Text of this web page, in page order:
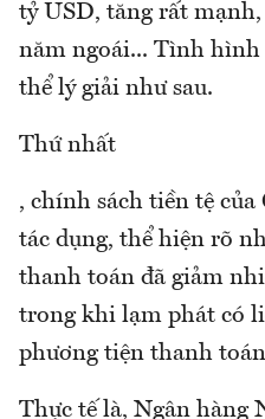
tỷ USD, tăng rất mạnh,
năm ngoái... Tình hình
thể lý giải như sau.
Thứ nhất
, chính sách tiền tệ
tác dụng, thể hiện rõ
thanh toán đã giảm
trong khi lạm phát có
phương tiện thanh
Thực tế là, Ngân hàng